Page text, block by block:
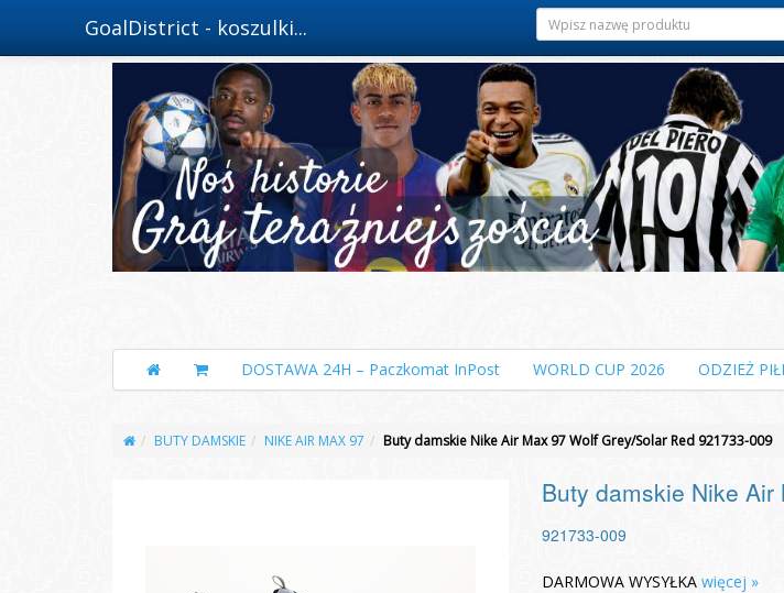
GoalDistrict - koszulki...
DOSTAWA 24H – Paczkomat InPost WORLD CUP 2026 ODZIEŻ
BUTY DAMSKIE NIKE AIR MAX 97 Buty damskie Nike Air Max 97 Wolf Grey/Solar Red 921733-009
Buty damskie Nike
921733-009
DARMOWA WYSYŁKA więcej »